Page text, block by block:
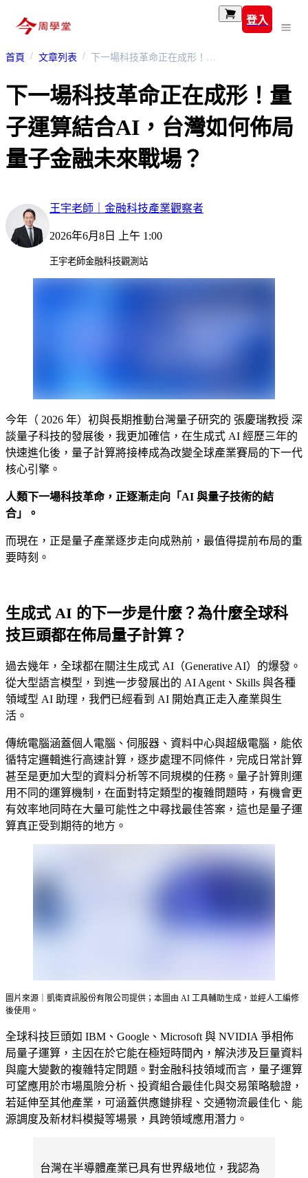
登入
首頁 文章列表 下一場科技革命正在成形！量子運算結合AI，台灣如何佈局量子金融未來戰場？
下一場科技革命正在成形！量
子運算結合AI，台灣如何佈局
量子金融未來戰場？
王宇老師｜金融科技產業觀察者
2026年6月8日 上午 1:00
王宇老師金融科技觀測站
今年（ 2026 年）初與長期推動台灣量子研究的 張慶瑞教授 深
談量子科技的發展後，我更加確信，在生成式 AI 經歷三年的
快速進化後，量子計算將接棒成為改變全球產業賽局的下一代
核心引擎。
人類下一場科技革命，正逐漸走向「AI 與量子技術的結
合」。
而現在，正是量子產業逐步走向成熟前，最值得提前布局的重
要時刻。
生成式 AI 的下一步是什麼？為什麼全球科
技巨頭都在佈局量子計算？
過去幾年，全球都在關注生成式 AI（Generative AI）的爆發。
從大型語言模型，到進一步發展出的 AI Agent、Skills 與各種
領域型 AI 助理，我們已經看到 AI 開始真正走入產業與生
活。
傳統電腦涵蓋個人電腦、伺服器、資料中心與超級電腦，能依
循特定邏輯進行高速計算，逐步處理不同條件，完成日常計算
甚至是更加大型的資料分析等不同規模的任務。量子計算則運
用不同的運算機制，在面對特定類型的複雜問題時，有機會更
有效率地同時在大量可能性之中尋找最佳答案，這也是量子運
算真正受到期待的地方。
圖片來源｜凱衛資訊股份有限公司提供；本圖由 AI 工具輔助生成，並經人工編修
後使用。
全球科技巨頭如 IBM、Google、Microsoft 與 NVIDIA 爭相佈
局量子運算，主因在於它能在極短時間內，解決涉及巨量資料
與龐大變數的複雜特定問題。對金融科技領域而言，量子運算
可望應用於市場風險分析、投資組合最佳化與交易策略驗證，
若延伸至其他產業，可涵蓋供應鏈排程、交通物流最佳化、能
源調度及新材料模擬等場景，具跨領域應用潛力。
台灣在半導體產業已具有世界級地位，我認為